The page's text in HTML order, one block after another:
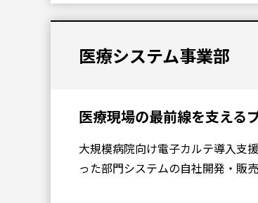
医療システム事業部
医療現場の最前線を支える
大規模病院向け電子カルテ導入支
った部門システムの自社開発・販